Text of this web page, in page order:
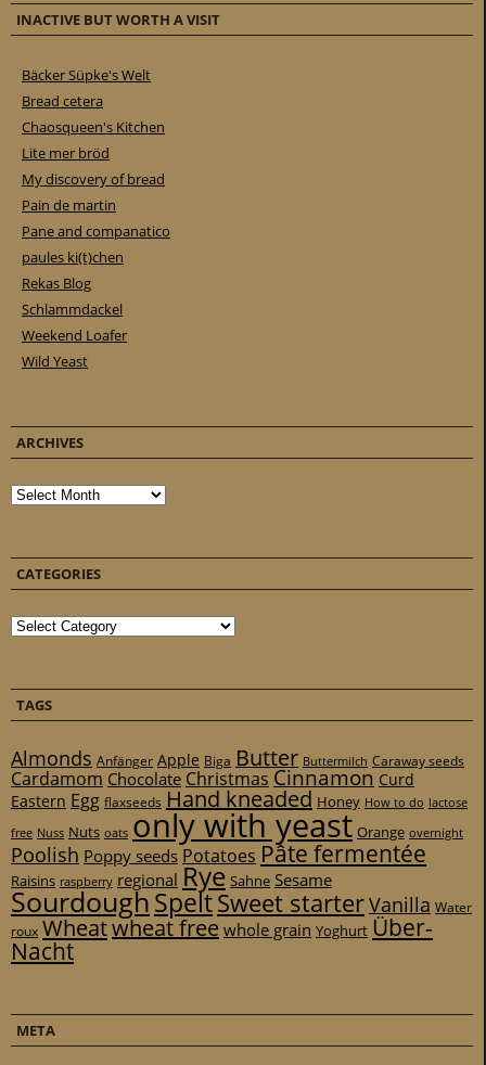
INACTIVE BUT WORTH A VISIT
Bäcker Süpke's Welt
Bread cetera
Chaosqueen's Kitchen
Lite mer bröd
My discovery of bread
Pain de martin
Pane and companatico
paules ki(t)chen
Rekas Blog
Schlammdackel
Weekend Loafer
Wild Yeast
ARCHIVES
Archives
CATEGORIES
Categories
TAGS
Almonds Anfänger Apple Biga Butter Buttermilch Caraway seeds
Cardamom Chocolate Christmas Cinnamon Curd
Eastern Egg flaxseeds Hand kneaded Honey How to do lactose
free Nuss Nuts oats only with yeast Orange overnight
Poolish Poppy seeds Potatoes Pâte fermentée
Raisins raspberry regional Rye Sahne Sesame
SourdoughSpeltSweet starterVanilla Water
roux Wheatwheat freewhole grain Yoghurt Über-
Nacht
META